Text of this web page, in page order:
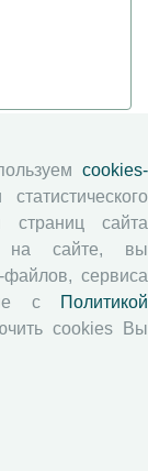
cookies-
сайта
на сайте, вы
файлов, сервиса
с
Политикой
cookies Вы